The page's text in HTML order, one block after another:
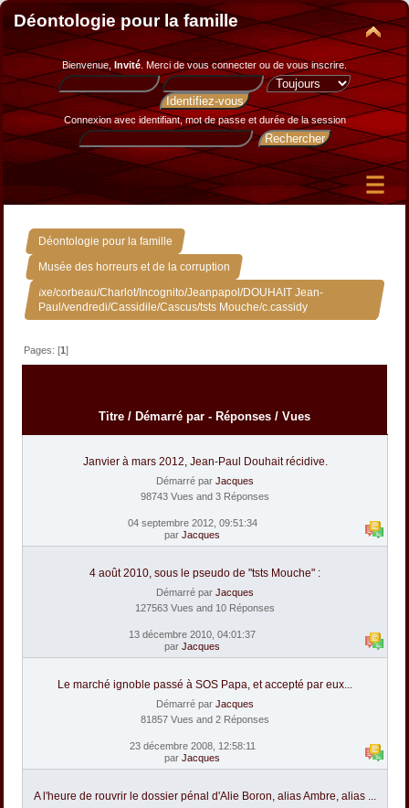
Déontologie pour la famille
Bienvenue, Invité. Merci devous connecter ou de vous inscrire.
Connexion avec identifiant, mot de passe et durée de la session
Déontologie pour la famille »
Musée des horreurs et de la corruption »
Ixe/corbeau/Charlot/Incognito/Jeanpapol/DOUHAIT Jean-
Paul/vendredi/Cassidile/Cascus/tsts Mouche/c.cassidy
Pages: [1]
Titre / Démarré par - Réponses / Vues
Janvier à mars 2012, Jean-Paul Douhait récidive.
Démarré par Jacques
98743 Vues and 3 Réponses
04 septembre 2012, 09:51:34
par Jacques
4 août 2010, sous le pseudo de "tsts Mouche" :
Démarré par Jacques
127563 Vues and 10 Réponses
13 décembre 2010, 04:01:37
par Jacques
Le marché ignoble passé à SOS Papa, et accepté par eux...
Démarré par Jacques
81857 Vues and 2 Réponses
23 décembre 2008, 12:58:11
par Jacques
A l'heure de rouvrir le dossier pénal d'Alie Boron, alias Ambre, alias ...